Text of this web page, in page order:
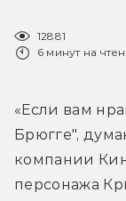
12881
6 минут на
«Если вам
Брюгге",
компании
персонажа